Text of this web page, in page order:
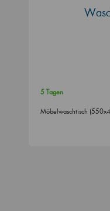
5 Tagen
Möbelwaschtisch